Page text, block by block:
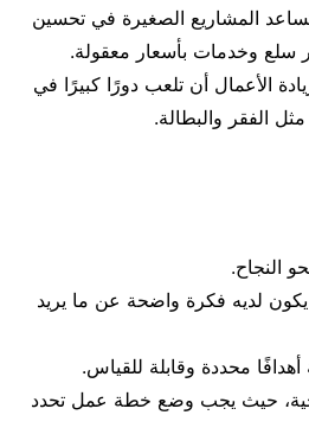
المشاريع الصغيرة في تحسين
سلع وخدمات بأسعار معقولة.
الأعمال أن تلعب دورًا كبيرًا في
الفقر والبطالة.
النجاح.
لديه فكرة واضحة عن ما يريد
محددة وقابلة للقياس.
حيث يجب وضع خطة عمل تحدد